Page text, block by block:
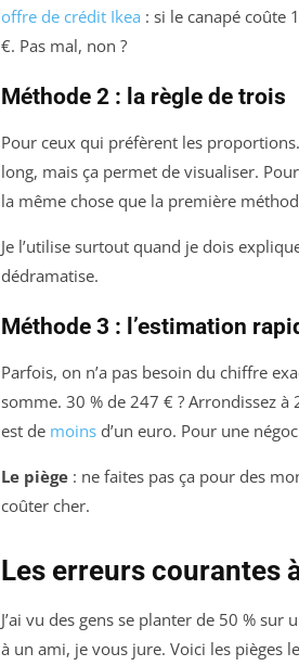
offre de crédit Ikea : si le canapé coûte
€. Pas mal, non ?
Méthode 2 : la règle de trois
Pour ceux qui préfèrent les
long, mais ça permet de visualiser.
la même chose que la première
Je l’utilise surtout quand je dois
dédramatise.
Méthode 3 : l’estimation
Parfois, on n’a pas besoin du chiffre
somme. 30 % de 247 € ? Arrondissez
est de moins d’un euro. Pour une
Le piège : ne faites pas ça pour des
coûter cher.
Les erreurs courantes
J’ai vu des gens se planter de 50 %
à un ami, je vous jure. Voici les pièges